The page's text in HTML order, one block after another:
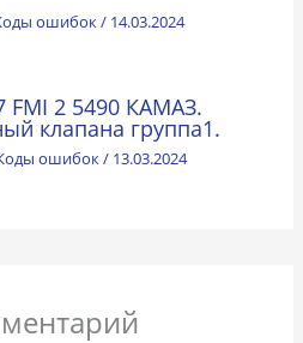
ошибок / 14.03.2024
FMI 2 5490 КАМАЗ.
клапана группа1.
ошибок/ 13.03.2024